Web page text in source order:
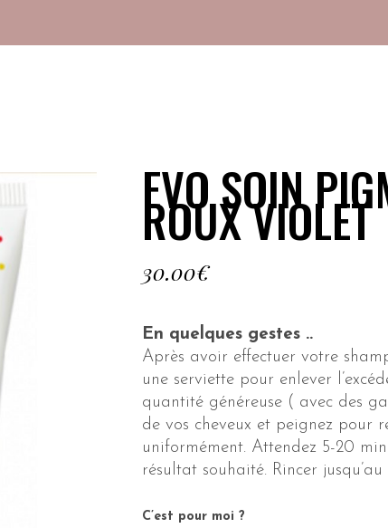
EVO SOIN
ROUX VIOLET
30.00€
En quelques gestes ..
Après avoir effectuer votre
une serviette pour enlever
quantité généreuse ( avec des
de vos cheveux et peignez pour
uniformément. Attendez 5-20
résultat souhaité. Rincer
C’est pour moi ?